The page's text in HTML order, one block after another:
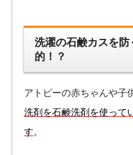
洗濯の石鹸カスを
的！？
アトピーの赤ちゃんや子
洗剤を石鹸洗剤を使って
す。